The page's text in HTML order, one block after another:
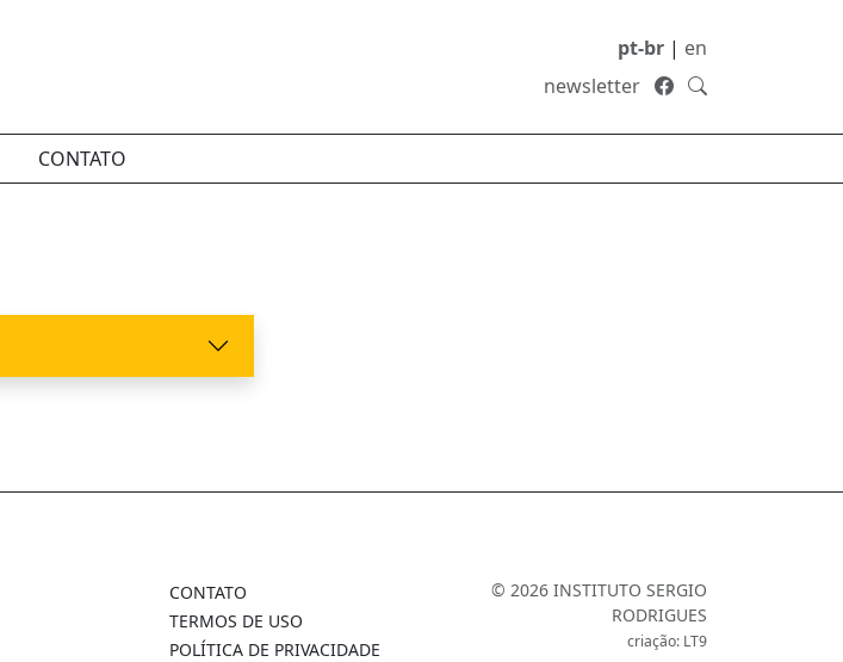
pt-br | en
newsletter
CONTATO
CONTATO
TERMOS DE USO
POLÍTICA DE PRIVACIDADE
© 2026 INSTITUTO SERGIO
RODRIGUES
criação: LT9